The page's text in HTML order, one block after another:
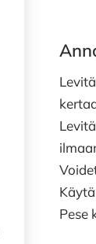
Pese